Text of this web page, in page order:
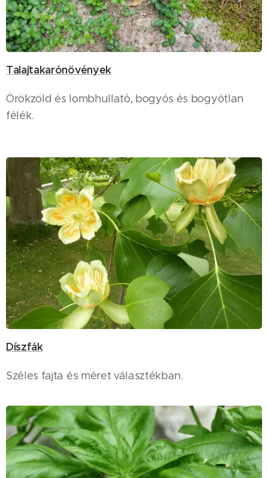
Talajtakarónövények
Örökzöld és lombhullató, bogyós és bogyótlan
félék.
Díszfák
Széles fajta és méret választékban.